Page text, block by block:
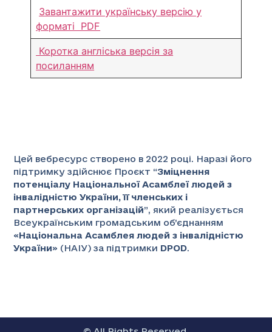
Завантажити українську версію у
форматі PDF
Коротка англіська версія за
посиланням
Цей вебресурс створено в 2022 році. Наразі його
підтримку здійснює Проєкт “Зміцнення
потенціалу Національної Асамблеї людей з
інвалідністю України, її членських і
партнерських організацій”, який реалізується
Всеукраїнським громадським об’єднанням
«Національна Асамблея людей з інвалідністю
України» (НАІУ) за підтримки DPOD.